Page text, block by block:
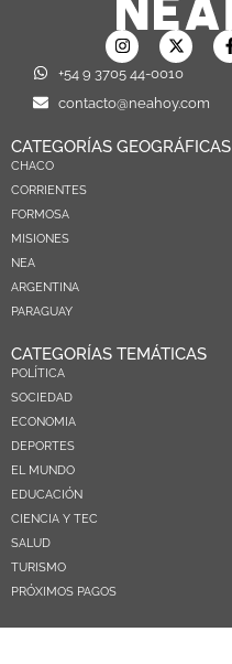
+54 9 3705 44-0010
contacto@neahoy.com
CATEGORÍAS GEOGRÁFICAS
CHACO
CORRIENTES
FORMOSA
MISIONES
NEA
ARGENTINA
PARAGUAY
CATEGORÍAS TEMÁTICAS
POLÍTICA
SOCIEDAD
ECONOMIA
DEPORTES
EL MUNDO
EDUCACIÓN
CIENCIA Y TEC
SALUD
TURISMO
PRÓXIMOS PAGOS
NOSOTROS